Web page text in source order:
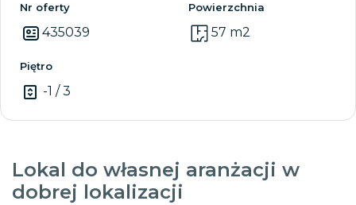
Nr oferty
435039
Powierzchnia
57 m2
Piętro
-1 / 3
Lokal do własnej aranżacji w
dobrej lokalizacji